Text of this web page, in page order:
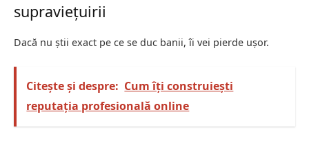
supraviețuirii
Dacă nu știi exact pe ce se duc banii, îi vei pierde ușor.
Citește și despre: Cum îți construiești
reputația profesională online